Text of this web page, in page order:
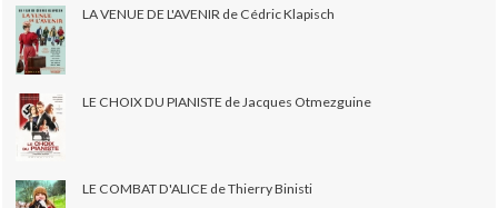
LA VENUE DE L'AVENIR de Cédric Klapisch
LE CHOIX DU PIANISTE de Jacques Otmezguine
LE COMBAT D'ALICE de Thierry Binisti